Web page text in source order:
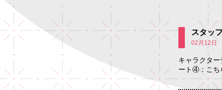
スタッ
02月12日
キャラクタ
ート④：こち